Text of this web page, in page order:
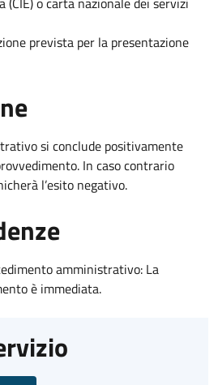
prevista per la presentazione
si conclude positivamente
In caso contrario
l’esito negativo.
amministrativo: La
è immediata.